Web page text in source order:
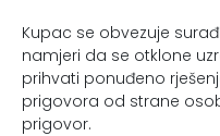
Kupac se obvezuje
namjeri da se otklone
prihvati ponuđeno
prigovora od strane
prigovor.